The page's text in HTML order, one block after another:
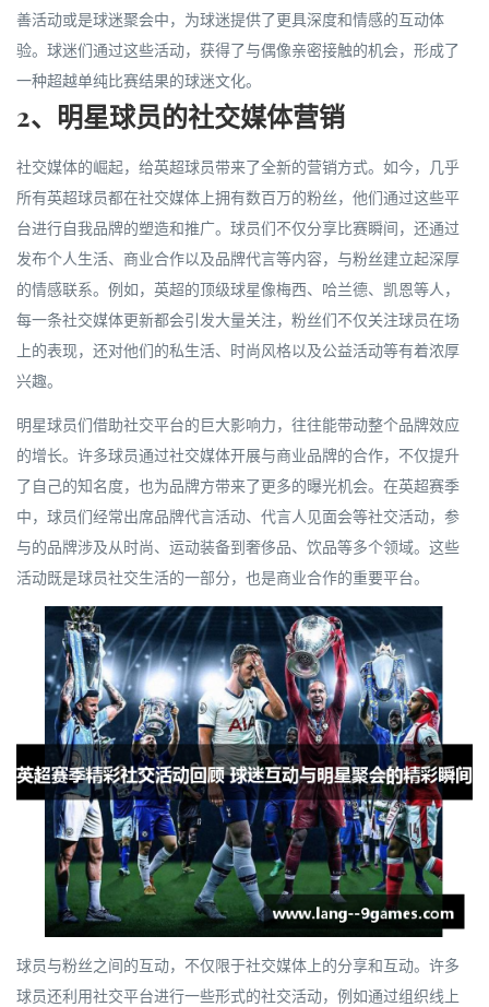
善活动或是球迷聚会中，为球迷提供了更具深度和情感的互动体
验。球迷们通过这些活动，获得了与偶像亲密接触的机会，形成了
一种超越单纯比赛结果的球迷文化。
2、明星球员的社交媒体营销
社交媒体的崛起，给英超球员带来了全新的营销方式。如今，几乎
所有英超球员都在社交媒体上拥有数百万的粉丝，他们通过这些平
台进行自我品牌的塑造和推广。球员们不仅分享比赛瞬间，还通过
发布个人生活、商业合作以及品牌代言等内容，与粉丝建立起深厚
的情感联系。例如，英超的顶级球星像梅西、哈兰德、凯恩等人，
每一条社交媒体更新都会引发大量关注，粉丝们不仅关注球员在场
上的表现，还对他们的私生活、时尚风格以及公益活动等有着浓厚
兴趣。
明星球员们借助社交平台的巨大影响力，往往能带动整个品牌效应
的增长。许多球员通过社交媒体开展与商业品牌的合作，不仅提升
了自己的知名度，也为品牌方带来了更多的曝光机会。在英超赛季
中，球员们经常出席品牌代言活动、代言人见面会等社交活动，参
与的品牌涉及从时尚、运动装备到奢侈品、饮品等多个领域。这些
活动既是球员社交生活的一部分，也是商业合作的重要平台。
球员与粉丝之间的互动，不仅限于社交媒体上的分享和互动。许多
球员还利用社交平台进行一些形式的社交活动，例如通过组织线上